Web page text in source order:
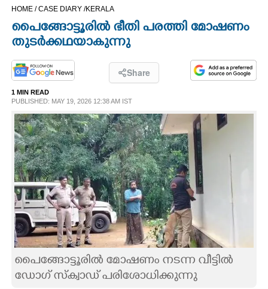
OPINION
LIFESTYLE
SPIRITUAL
INFO+
ART
ASTRO
HOME /CASE DIARY /KERALA
പൈങ്ങോട്ടൂരിൽ ഭീതി പരത്തി മോഷണം
തുടർക്കഥയാകുന്നു
Share
1 MIN READ
PUBLISHED: MAY 19, 2026 12:38 AM IST
പൈങ്ങോട്ടൂരിൽ മോഷണം നടന്ന വീട്ടിൽ
ഡോഗ് സ്ക്വാഡ് പരിശോധിക്കുന്നു